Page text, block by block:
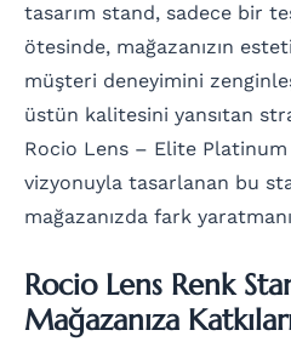
tasarım stand, sadece bir
ötesinde, mağazanızın
müşteri deneyimini
üstün kalitesini yansıtan
Rocio Lens – Elite Platinum
vizyonuyla tasarlanan bu
mağazanızda fark
Rocio Lens Renk
Mağazanıza